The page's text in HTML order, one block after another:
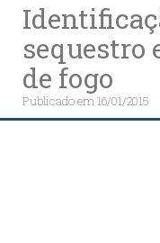
sequestro
de fogo
Publicado em16/01/2015